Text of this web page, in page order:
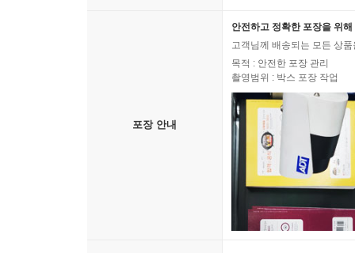
포장 안내
안전하고 정확한 포장을 위
고객님께 배송되는 모든 상
목적 : 안전한 포장 관리
촬영범위 : 박스 포장 작업